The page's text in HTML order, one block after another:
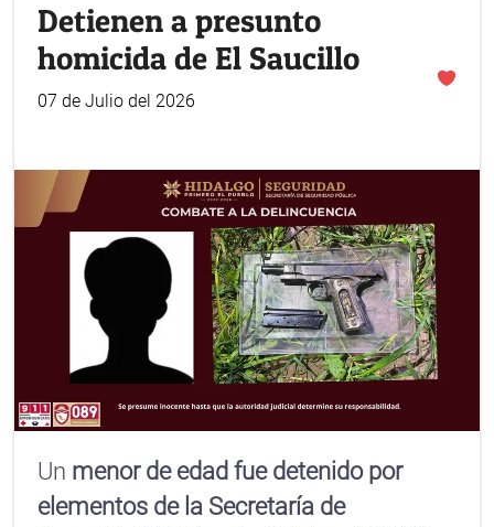
Detienen a presunto
homicida de El Saucillo
07 de Julio del 2026
Un menor de edad fue detenido por
elementos de la Secretaría de